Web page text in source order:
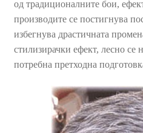
Продавница
од традиционалните бои,
производите се постигнува
избегнува драстичната
стилизирачки ефект, лесно се
потребна претходна